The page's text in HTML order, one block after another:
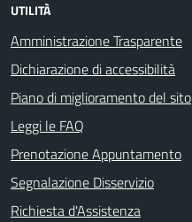
UTILITÀ
Amministrazione Trasparente
Dichiarazione di accessibilità
Piano di miglioramento del sito
Leggi le FAQ
Prenotazione Appuntamento
Segnalazione Disservizio
Richiesta d'Assistenza